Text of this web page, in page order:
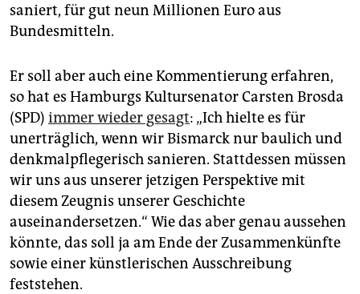
saniert, für gut neun Millionen Euro aus
Bundesmitteln.
Er soll aber auch eine Kommentierung erfahren,
so hat es Hamburgs Kultursenator Carsten ­Brosda
(SPD) immer wieder gesagt: „Ich hielte es für
unerträglich, wenn wir Bismarck nur baulich und
denkmalpflegerisch sanieren. Stattdessen müssen
wir uns aus unserer jetzigen Perspektive mit
diesem Zeugnis unserer Geschichte
auseinandersetzen.“ Wie das aber genau aussehen
könnte, das soll ja am Ende der Zusammenkünfte
sowie einer künstlerischen Ausschreibung
feststehen.